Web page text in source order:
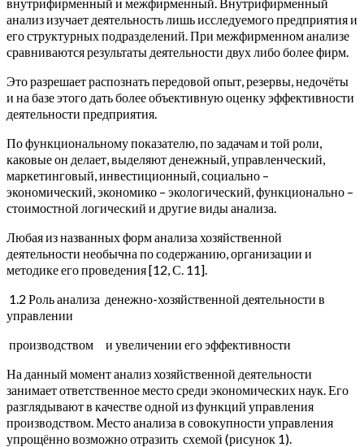
анализ изучает деятельность лишь исследуемого предприятия и
его структурных подразделений. При межфирменном анализе
сравниваются результаты деятельности двух либо более фирм.
Это разрешает распознать передовой опыт, резервы, недочёты
и на базе этого дать более объективную оценку эффективности
деятельности предприятия.
По функциональному показателю, по задачам и той роли,
каковые он делает, выделяют денежный, управленческий,
маркетинговый, инвестиционный, социально –
экономический, экономико – экологический, функционально –
стоимостной логический и другие виды анализа.
Любая из названных форм анализа хозяйственной
деятельности необычна по содержанию, организации и
методике его проведения [12, С. 11].
1.2 Роль анализа денежно-хозяйственной деятельности в
управлении
производством и увеличении его эффективности
На данный момент анализ хозяйственной деятельности
занимает ответственное место среди экономических наук. Его
разглядывают в качестве одной из функций управления
производством. Место анализа в совокупности управления
упрощённо возможно отразить схемой (рисунок 1).